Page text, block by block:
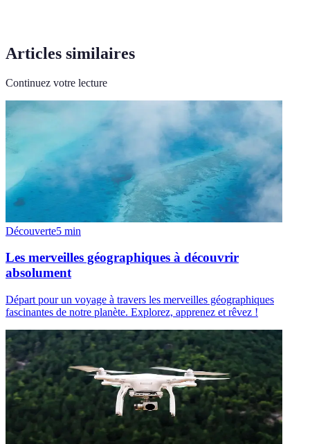
Articles similaires
Continuez votre lecture
Découverte5 min
Les merveilles géographiques à découvrir
absolument
Départ pour un voyage à travers les merveilles géographiques
fascinantes de notre planète. Explorez, apprenez et rêvez !